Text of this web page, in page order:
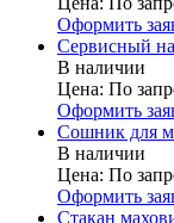
Оформить
Сервисный
В наличии
Цена: По
Оформить
Сошник для
В наличии
Цена: По
Оформить
Стакан